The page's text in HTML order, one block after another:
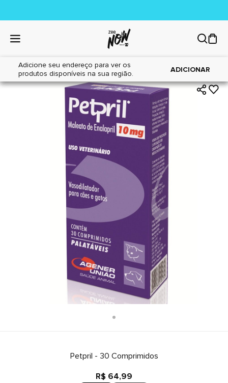
Adicione seu endereço para ver os
produtos disponíveis na sua região.
ADICIONAR
Home|Cães|Farmácia
Petpril - 30 Comprimidos
R$ 64,99